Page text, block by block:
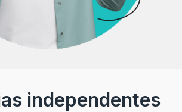
independentes